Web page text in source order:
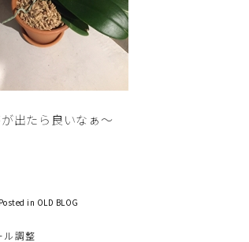
出たら良いなぁ～
in OLD BLOG
ル調整